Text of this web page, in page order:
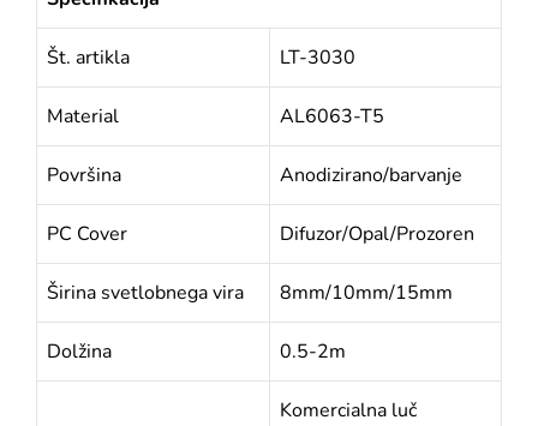
Št. artikla LT-3030
Material AL6063-T5
Površina Anodizirano/barvanje
PC Cover Difuzor/Opal/Prozoren
Širina svetlobnega vira 8mm/10mm/15mm
Dolžina 0.5-2m
Komercialna luč